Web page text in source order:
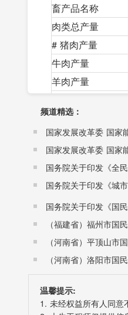
畜产品名称
肉类总产量
# 猪肉产量
牛肉产量
羊肉产量
山羊绒产量
驼绒产量
绵羊皮产量
山羊皮产量
牛皮产量
奶类产量
2018年末大畜和
#大畜出栏
羊出栏
1.大畜
频道精选：
温馨提示:
1. 未经权益所有人同意